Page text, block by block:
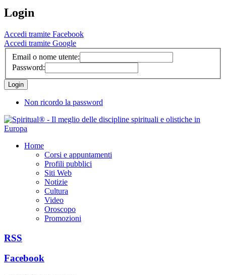
Login
Accedi tramite Facebook
Accedi tramite Google
Email o nome utente:
Password:
Non ricordo la password
Home
Corsi e appuntamenti
Profili pubblici
Siti Web
Notizie
Cultura
Video
Oroscopo
Promozioni
RSS
Facebook